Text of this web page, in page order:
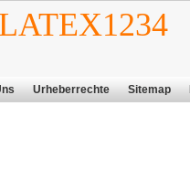
Urheberrechte Sitemap